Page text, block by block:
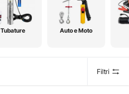
Tubature Auto e Moto
Filtri